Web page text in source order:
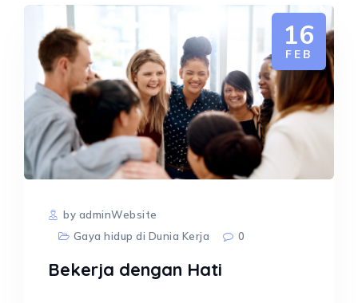
16
FEB
by adminWebsite
Gaya hidup di Dunia Kerja
0
Bekerja dengan Hati